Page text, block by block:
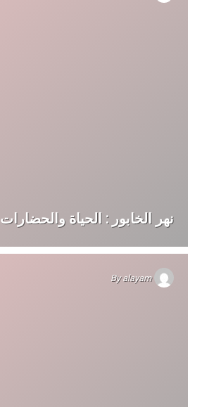
نهر الخابور : الحياة والحضارات
Byalayam